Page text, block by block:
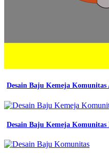
Desain Baju Kemeja
Desain Baju Kemeja